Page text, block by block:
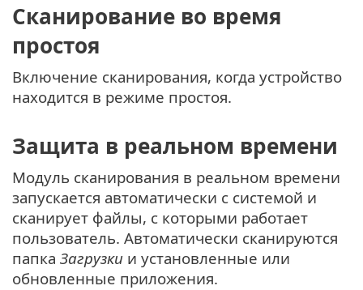
Сканирование во время
простоя
Включение сканирования, когда устройство
находится в режиме простоя.
Защита в реальном времени
Модуль сканирования в реальном времени
запускается автоматически с системой и
сканирует файлы, с которыми работает
пользователь. Автоматически сканируются
папка Загрузки и установленные или
обновленные приложения.